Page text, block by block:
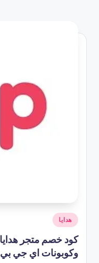
نُشر
في
هدايا
وكوبونات اي جي بي